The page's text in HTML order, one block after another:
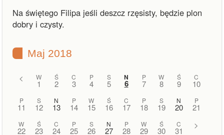
Na świętego Filipa jeśli deszcz rzęsisty, będzie plon
dobry i czysty.
Maj 2018
< W
1
Ś
2
C
3
P
4
S
5
N
6
P
7
W
8
Ś
9
C
10
P
11
S
12
N
13
P
14
W
15
Ś
16
C
17
P
18
S
19
N
20
P
21
W
22
Ś
23
C
24
P
25
S
26
N
27
P
28
W
29
Ś
30
C
31
>